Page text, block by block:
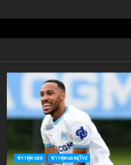
ข่าวฟุตบอล ข่าวฟุตบอลยุโรป